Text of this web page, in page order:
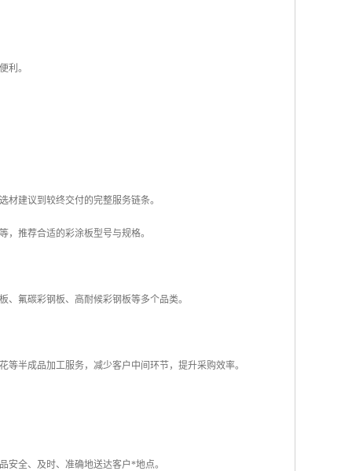
利。
建议到较终交付的完整服务链条。
推荐合适的彩涂板型号与规格。
氟碳彩钢板、高耐候彩钢板等多个品类。
半成品加工服务，减少客户中间环节，提升采购效率。
安全、及时、准确地送达客户*地点。